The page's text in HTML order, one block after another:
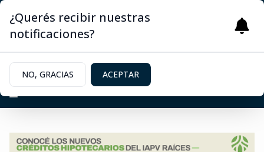
¿Querés recibir nuestras
notificaciones?
NO, GRACIAS ACEPTAR